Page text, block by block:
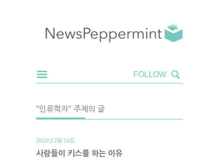
"인류학자" 주제의 글
2013년 2월 14일.
사람들이 키스를 하는 이유